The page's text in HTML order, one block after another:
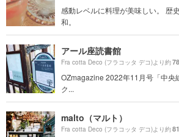
感動レベルに料理が美味しい。 歴
和。
アール座読書館
Fra cotta Deco (フラコッタ デコ)より約
OZmagazine 2022年11月号「中央
ク...
malto（マルト）
Fra cotta Deco (フラコッタ デコ)より約